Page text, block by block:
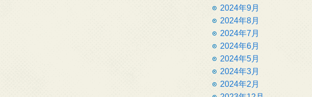
2024年9月
2024年8月
2024年7月
2024年6月
2024年5月
2024年3月
2024年2月